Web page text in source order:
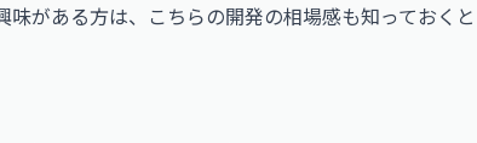
がある方は、こちらの開発の相場感も知っておくと